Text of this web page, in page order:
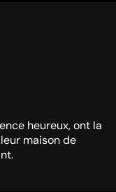
heureux, ont la
maison de